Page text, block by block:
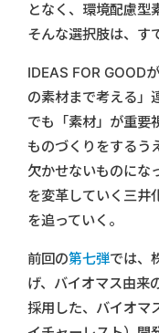
となく、環境配慮型
そんな選択肢は、す
IDEAS FOR GOOD
の素材まで考える」
でも「素材」が重要
ものづくりをするう
欠かせないものにな
を変革していく三井
を追っていく。
前回の第七弾では、
げ、バイオマス由来
採用した、バイオマ